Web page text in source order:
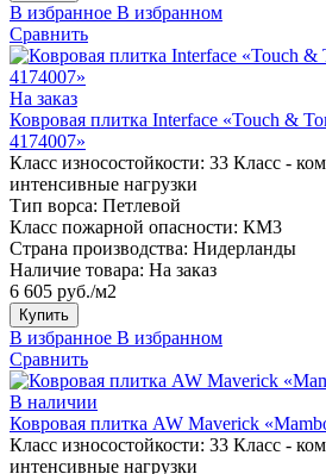
В избранное В избранном
Сравнить
На заказ
Ковровая плитка Interface «Touch &
4174007»
Класс износостойкости: 33 Класс -
интенсивные нагрузки
Тип ворса: Петлевой
Класс пожарной опасности: КМ3
Страна производства: Нидерланды
Наличие товара: На заказ
6 605 руб./м2
Купить
В избранное В избранном
Сравнить
В наличии
Ковровая плитка AW Maverick
Класс износостойкости: 33 Класс -
интенсивные нагрузки